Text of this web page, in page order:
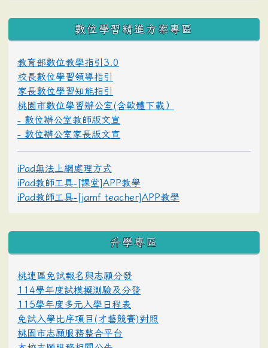
數位學習精進方案專區
教育部數位教學指引3.0
校長數位學習領導指引
家長數位學習知能指引
桃園市數位學習辦公室(含軟體下載）
- 數位辦公室教師版文宣
- 數位辦公室家長版文宣
iPad無法上網處理方式
iPad教師工具-[課堂]APP教學
iPad教師工具-[jamf teacher]APP教學
升學專區
桃連區免試報名與志願分發
114學年度試模擬測驗及分發
115學年度多元入學日程表
免試入學比序項目(才藝競賽)對照
桃園市志願服務整合平台